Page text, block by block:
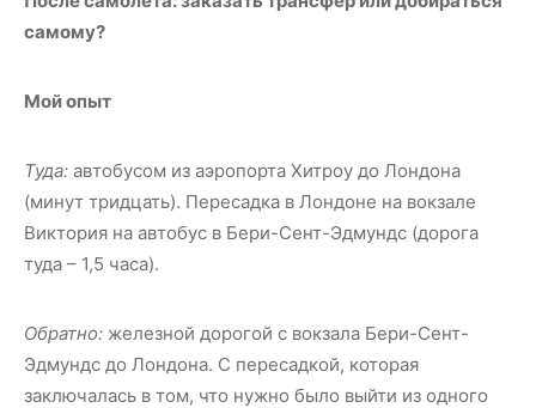
самому?
Мой опыт
Туда: автобусом из аэропорта Хитроу до Лондона
(минут тридцать). Пересадка в Лондоне на вокзале
Виктория на автобус в Бери-Сент-Эдмундс (дорога
туда – 1,5 часа).
Обратно: железной дорогой с вокзала Бери-Сент-
Эдмундс до Лондона. С пересадкой, которая
заключалась в том, что нужно было выйти из одного